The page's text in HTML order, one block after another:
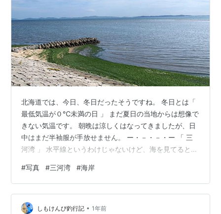
北海道では、今日、冬日だったそうですね。 冬日とは「
最低気温が０℃未満の日 」 まだ夏日の当地からは想像で
きない気温です。 朝晩は涼しくはなってきましたが、日
中はまだ半袖服が手放せません。 ー・－・－・ー 「 三
河湾 」 水平線というわけじゃないけど、海を見てると穏
心地、悪くなかったですよ。
#写真 #三河湾 #海岸
しもけんぴ釣行記 • 1年前